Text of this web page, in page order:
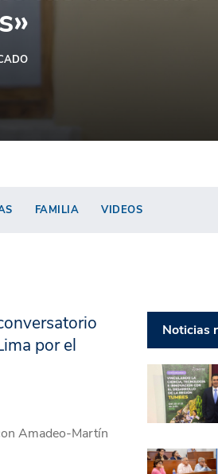
FAMILIA VIDEOS
por el
Amadeo-Martín
Noticias